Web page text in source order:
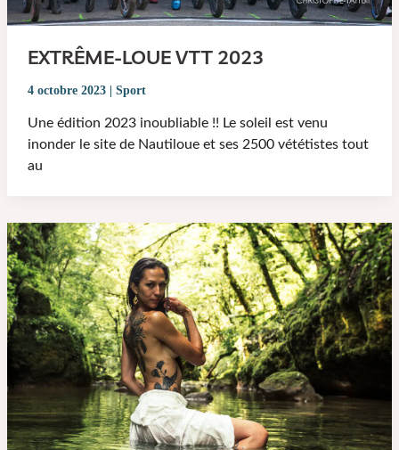
EXTRÊME-LOUE VTT 2023
4 octobre 2023 | Sport
Une édition 2023 inoubliable !! Le soleil est venu
inonder le site de Nautiloue et ses 2500 vététistes tout
au